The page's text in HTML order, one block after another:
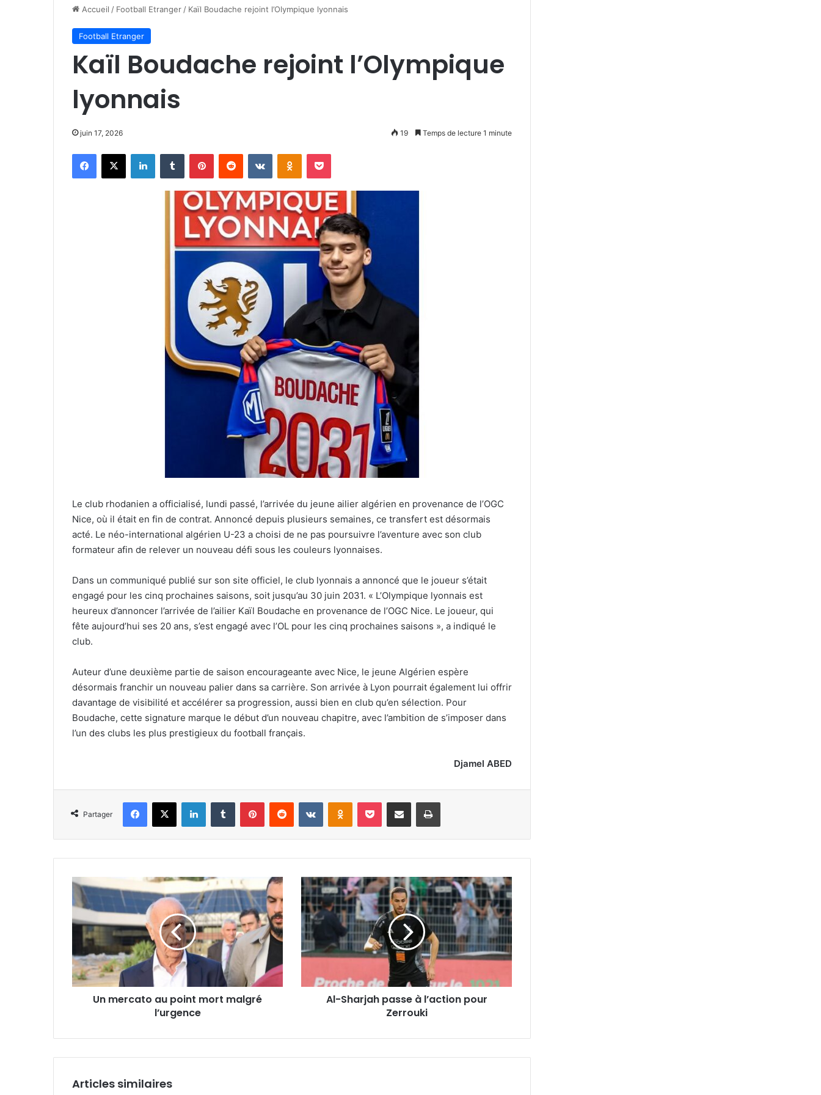
Accueil / Football Etranger / Kaïl Boudache rejoint l’Olympique lyonnais
Football Etranger
Kaïl Boudache rejoint l’Olympique
lyonnais
juin 17, 2026 19 Temps de lecture 1 minute
Facebook
X LinkedinTumblr PinterestReddit VKontakteOdnoklassniki
Pocket
Le club rhodanien a officialisé, lundi passé, l’arrivée du jeune ailier algérien en provenance de l’OGC
Nice, où il était en fin de contrat. Annoncé depuis plusieurs semaines, ce transfert est désormais
acté. Le néo-international algérien U-23 a choisi de ne pas poursuivre l’aventure avec son club
formateur afin de relever un nouveau défi sous les couleurs lyonnaises.
Dans un communiqué publié sur son site officiel, le club lyonnais a annoncé que le joueur s’était
engagé pour les cinq prochaines saisons, soit jusqu’au 30 juin 2031. « L’Olympique lyonnais est
heureux d’annoncer l’arrivée de l’ailier Kaïl Boudache en provenance de l’OGC Nice. Le joueur, qui
fête aujourd’hui ses 20 ans, s’est engagé avec l’OL pour les cinq prochaines saisons », a indiqué le
club.
Auteur d’une deuxième partie de saison encourageante avec Nice, le jeune Algérien espère
désormais franchir un nouveau palier dans sa carrière. Son arrivée à Lyon pourrait également lui offrir
davantage de visibilité et accélérer sa progression, aussi bien en club qu’en sélection. Pour
Boudache, cette signature marque le début d’un nouveau chapitre, avec l’ambition de s’imposer dans
l’un des clubs les plus prestigieux du football français.
Djamel ABED
Partager
Facebook
X LinkedinTumblr PinterestReddit VKontakteOdnoklassniki
Pocket Partager par email Imprimer
Un
mercato
au
point
mort
malgré
l’urgence
Un mercato au point mort malgré
l’urgence
Al-
Sharjah
passe
à
l’action
Zerrouki
Al-Sharjah passe à l’action pour
Zerrouki
Articles similaires